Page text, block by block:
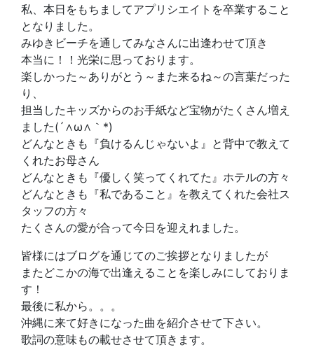
私、本日をもちましてアプリシエイトを卒業すること
となりました。
みゆきビーチを通してみなさんに出逢わせて頂き
本当に！！光栄に思っております。
楽しかった～ありがとう～また来るね～の言葉だった
り、
担当したキッズからのお手紙など宝物がたくさん増え
ました(´∧ω∧｀*)
どんなときも『負けるんじゃないよ』と背中で教えて
くれたお母さん
どんなときも『優しく笑ってくれてた』ホテルの方々
どんなときも『私であること』を教えてくれた会社ス
タッフの方々
たくさんの愛が合って今日を迎えれました。
皆様にはブログを通じてのご挨拶となりましたが
またどこかの海で出逢えることを楽しみにしておりま
す！
最後に私から。。。
沖縄に来て好きになった曲を紹介させて下さい。
歌詞の意味もの載せさせて頂きます。